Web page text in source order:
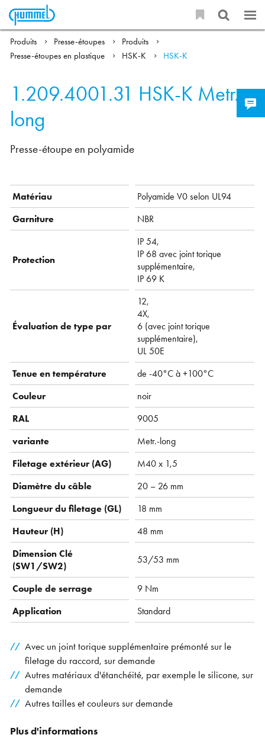
Produits Presse-étoupes
Produits
Presse-étoupes en plastique
HSK-K HSK-K
1.209.4001.31 HSK-K Metr.-
long
Presse-étoupe en polyamide
Matériau
Polyamide V0 selon UL94
Garniture
NBR
Protection
IP 54,
IP 68 avec joint torique
supplémentaire,
IP 69 K
Évaluation de type par
12,
4X,
6 (avec joint torique
supplémentaire),
UL 50E
Tenue en température
de -40°C à +100°C
Couleur
noir
RAL
9005
variante
Metr.-long
Filetage extérieur (AG)
M40 x 1,5
Diamètre du câble
20 – 26 mm
Longueur du filetage (GL)
18 mm
Hauteur (H)
48 mm
Dimension Clé
(SW1/SW2)
53/53 mm
Couple de serrage
9 Nm
Application
Standard
Avec un joint torique supplémentaire prémonté sur le
filetage du raccord, sur demande
Autres matériaux d'étanchéité, par exemple le silicone, sur
demande
Autres tailles et couleurs sur demande
Plus d'informations